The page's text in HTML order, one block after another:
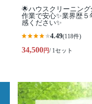
🌟ハウスクリーニン
作業で安心✨業界歴
感ください✨
4.49(118件)
34,500円/ 1セット